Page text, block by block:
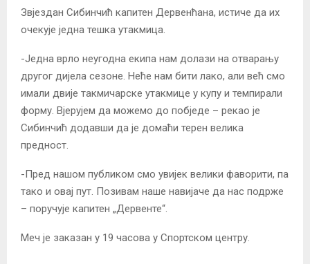
Звјездан Сибинчић капитен Дервенћана, истиче да их
очекује једна тешка утакмица.
-Једна врло неугодна екипа нам долази на отварању
другог дијела сезоне. Неће нам бити лако, али већ смо
имали двије такмичарске утакмице у купу и темпирали
форму. Вјерујем да можемо до побједе – рекао је
Сибинчић додавши да је домаћи терен велика
предност.
-Пред нашом публиком смо увијек велики фаворити, па
тако и овај пут. Позивам наше навијаче да нас подрже
– поручује капитен „Дервенте“.
Меч је заказан у 19 часова у Спортском центру.